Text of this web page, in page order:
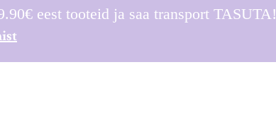
€ eest tooteid ja saa transport TASUTA!